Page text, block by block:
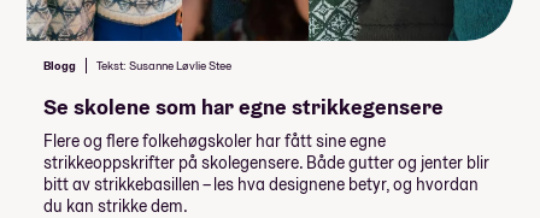
Husk at du også trenger penger til
dette
Vaksiner på studietur Japan
Enkelte valgfag
Utstyr til linja (se Utstyr til linja
nedenfor)
Blogg Tekst: Susanne Løvlie Stee
Se skolene som har egne strikkegensere
Flere og flere folkehøgskoler har fått sine egne
strikkeoppskrifter på skolegensere. Både gutter og jenter blir
bitt av strikkebasillen – les hva designene betyr, og hvordan
du kan strikke dem.